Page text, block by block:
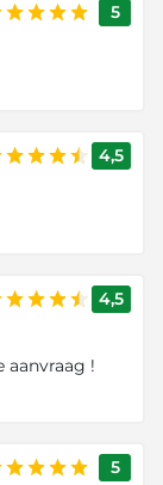
5
4,5
4,5
aanvraag !
5